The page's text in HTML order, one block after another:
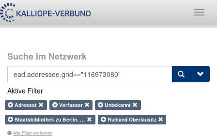
Suche im Netzwerk
Aktive Filter
Adressat Verfasser
Unbekannt
Staatsbibliothek zu Berlin. …
Ruhland Oberlausitz
Alle Filter entfernen